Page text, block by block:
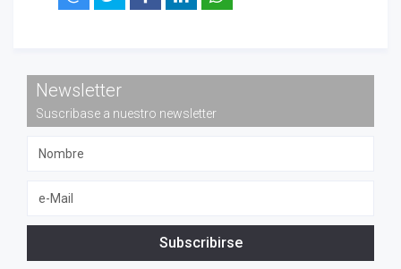
Newsletter
Suscribase a nuestro newsletter
Subscribirse